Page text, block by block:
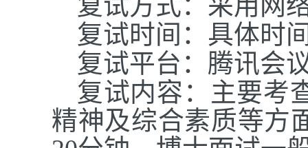
复试时间：具体时
复试平台：腾讯会
复试内容：主要考
精神及综合素质等方